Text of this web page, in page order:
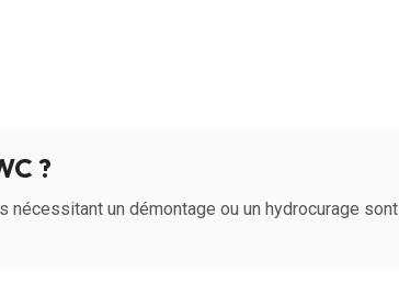
?
nécessitant un démontage ou un hydrocurage sont